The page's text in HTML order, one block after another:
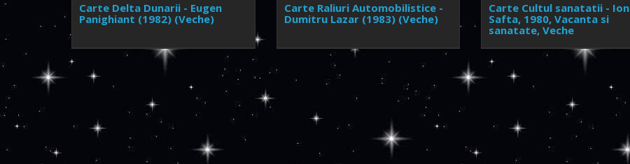
Carte Delta Dunarii - Eugen
Panighiant (1982) (Veche)
Carte Raliuri Automobilistice -
Dumitru Lazar (1983) (Veche)
Carte Cultul sanatatii - Ion
Safta, 1980, Vacanta si
sanatate, Veche